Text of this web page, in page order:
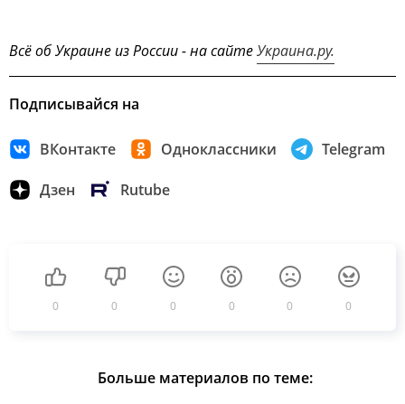
Всё об Украине из России - на сайтеУкраина.ру.
Подписывайся на
ВКонтакте Одноклассники Telegram
Дзен Rutube
0 0 0 0 0 0
Больше материалов по теме: